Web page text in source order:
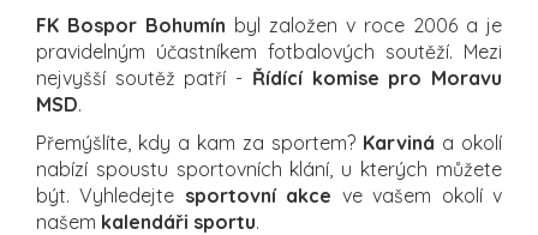
FK Bospor Bohumín byl založen v roce 2006 a je
pravidelným účastníkem fotbalových soutěží. Mezi
nejvyšší soutěž patří - Řídící komise pro Moravu
MSD.
Přemýšlíte, kdy a kam za sportem? Karviná a okolí
nabízí spoustu sportovních klání, u kterých můžete
být. Vyhledejte sportovní akce ve vašem okolí v
našem kalendáři sportu.